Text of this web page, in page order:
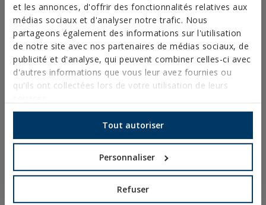
et les annonces, d'offrir des fonctionnalités relatives aux
médias sociaux et d'analyser notre trafic. Nous
partageons également des informations sur l'utilisation
de notre site avec nos partenaires de médias sociaux, de
publicité et d'analyse, qui peuvent combiner celles-ci avec
d'autres informations que vous leur avez fournies ou
qu'ils ont collectées lors de votre utilisation de leurs
Tout autoriser
Personnaliser
Refuser
TIGE FILETÉE ET ACCESSOIRES DE FIXATION
FIXATIONS POUR SANITAIRES ET CLIMATISATION
DIY
ACCÈS AUX TÉLÉCHARGEMENTS
FORMATION TECHNIQUE